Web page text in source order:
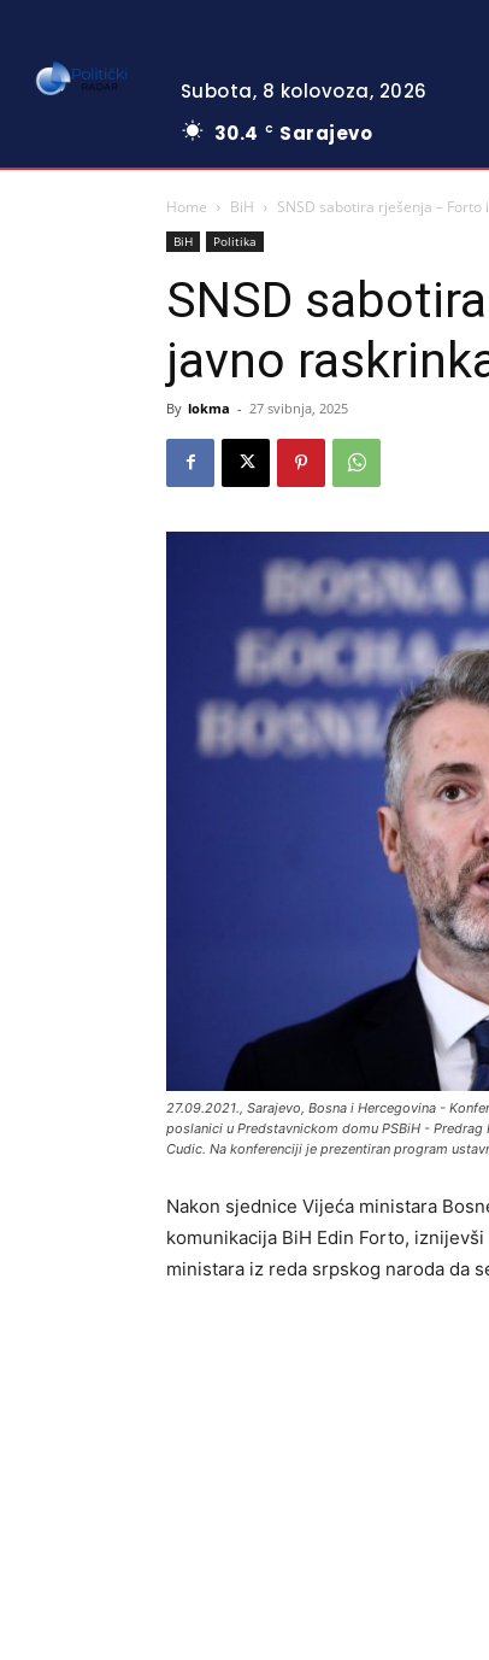
Subota, 8 kolovoza, 2026
30.4
C Sarajevo
Home BiH SNSD sabotira rješenja – Forto
BiH Politika
SNSD
javno
By lokma - 27 svibnja, 2025
27.09.2021., Sarajevo, Bosna i Hercegovina -
poslanici u Predstavnickom domu PSBiH -
Cudic. Na konferenciji je prezentiran program
Nakon sjednice Vijeća ministara
komunikacija BiH Edin Forto,
ministara iz reda srpskog naroda da